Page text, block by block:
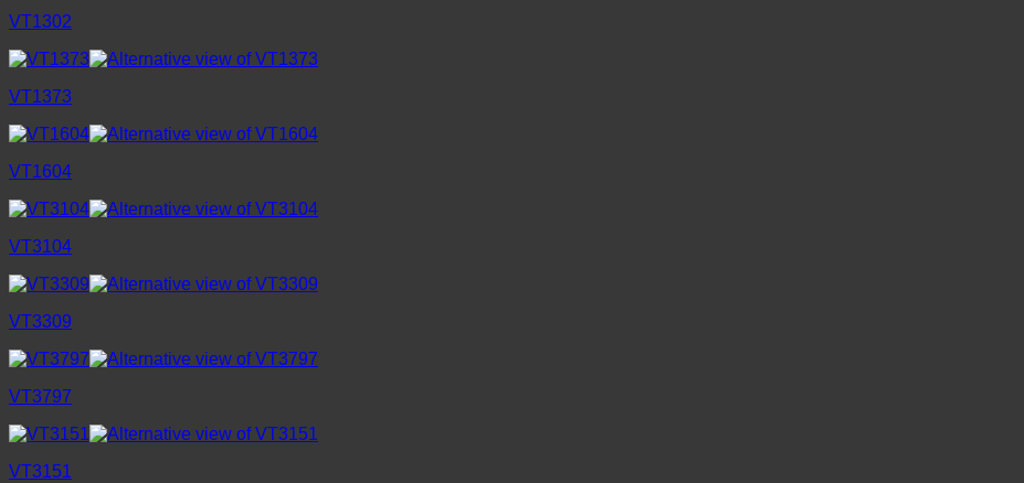
VT1302
VT1373
VT1604
VT3104
VT3309
VT3797
VT3151